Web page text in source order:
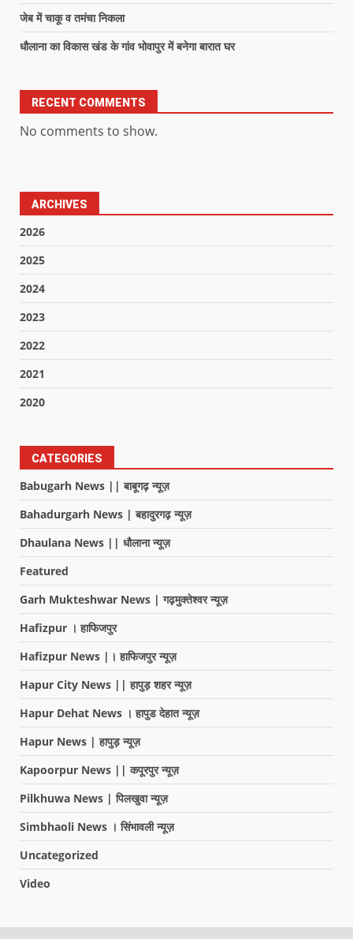
जेब में चाकू व तमंचा निकला
धौलाना का विकास खंड के गांव भोवापुर में बनेगा बारात घर
RECENT COMMENTS
No comments to show.
ARCHIVES
2026
2025
2024
2023
2022
2021
2020
CATEGORIES
Babugarh News || बाबूगढ़ न्यूज़
Bahadurgarh News | बहादुरगढ़ न्यूज़
Dhaulana News || धौलाना न्यूज़
Featured
Garh Mukteshwar News | गढ़मुक्तेश्वर न्यूज़
Hafizpur । हाफिजपुर
Hafizpur News |। हाफिजपुर न्यूज़
Hapur City News || हापुड़ शहर न्यूज़
Hapur Dehat News । हापुड देहात न्यूज़
Hapur News | हापुड़ न्यूज़
Kapoorpur News || कपूरपुर न्यूज़
Pilkhuwa News | पिलखुवा न्यूज़
Simbhaoli News । सिंभावली न्यूज़
Uncategorized
Video